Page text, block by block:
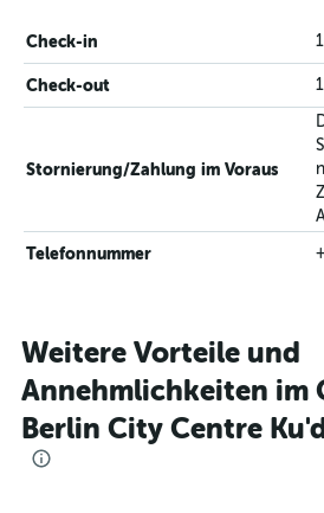
Check-in
Check-out
Stornierung/Zahlung im Voraus
Telefonnummer
Weitere Vorteile und
Annehmlichkeiten im
Berlin City Centre